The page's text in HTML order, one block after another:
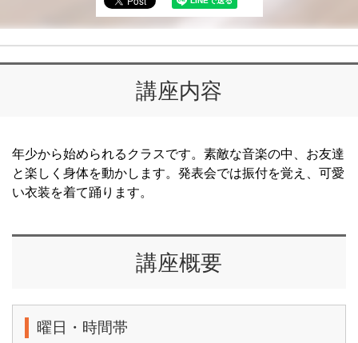
講座内容
年少から始められるクラスです。素敵な音楽の中、お友達
と楽しく身体を動かします。発表会では振付を覚え、可愛
い衣装を着て踊ります。
講座概要
曜日・時間帯